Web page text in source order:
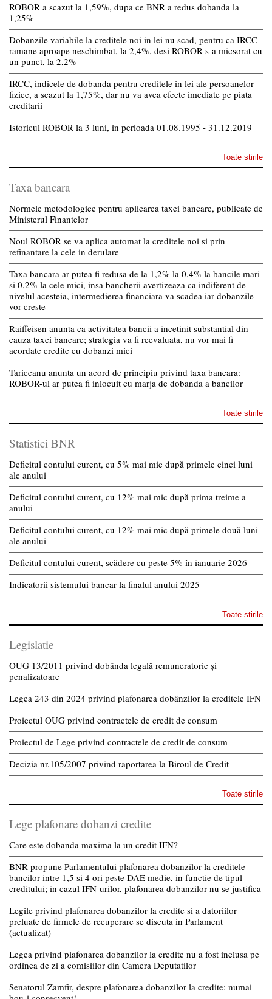
ROBOR a scazut la 1,59%, dupa ce BNR a redus dobanda la
1,25%
Dobanzile variabile la creditele noi in lei nu scad, pentru ca IRCC
ramane aproape neschimbat, la 2,4%, desi ROBOR s-a micsorat cu
un punct, la 2,2%
IRCC, indicele de dobanda pentru creditele in lei ale persoanelor
fizice, a scazut la 1,75%, dar nu va avea efecte imediate pe piata
creditarii
Istoricul ROBOR la 3 luni, in perioada 01.08.1995 - 31.12.2019
Toate stirile
Taxa bancara
Normele metodologice pentru aplicarea taxei bancare, publicate de
Ministerul Finantelor
Noul ROBOR se va aplica automat la creditele noi si prin
refinantare la cele in derulare
Taxa bancara ar putea fi redusa de la 1,2% la 0,4% la bancile mari
si 0,2% la cele mici, insa bancherii avertizeaza ca indiferent de
nivelul acesteia, intermedierea financiara va scadea iar dobanzile
vor creste
Raiffeisen anunta ca activitatea bancii a incetinit substantial din
cauza taxei bancare; strategia va fi reevaluata, nu vor mai fi
acordate credite cu dobanzi mici
Tariceanu anunta un acord de principiu privind taxa bancara:
ROBOR-ul ar putea fi inlocuit cu marja de dobanda a bancilor
Toate stirile
Statistici BNR
Deficitul contului curent, cu 5% mai mic după primele cinci luni
ale anului
Deficitul contului curent, cu 12% mai mic după prima treime a
anului
Deficitul contului curent, cu 12% mai mic după primele două luni
ale anului
Deficitul contului curent, scădere cu peste 5% în ianuarie 2026
Indicatorii sistemului bancar la finalul anului 2025
Toate stirile
Legislatie
OUG 13/2011 privind dobânda legală remuneratorie și
penalizatoare
Legea 243 din 2024 privind plafonarea dobânzilor la creditele IFN
Proiectul OUG privind contractele de credit de consum
Proiectul de Lege privind contractele de credit de consum
Decizia nr.105/2007 privind raportarea la Biroul de Credit
Toate stirile
Lege plafonare dobanzi credite
Care este dobanda maxima la un credit IFN?
BNR propune Parlamentului plafonarea dobanzilor la creditele
bancilor intre 1,5 si 4 ori peste DAE medie, in functie de tipul
creditului; in cazul IFN-urilor, plafonarea dobanzilor nu se justifica
Legile privind plafonarea dobanzilor la credite si a datoriilor
preluate de firmele de recuperare se discuta in Parlament
(actualizat)
Legea privind plafonarea dobanzilor la credite nu a fost inclusa pe
ordinea de zi a comisiilor din Camera Deputatilor
Senatorul Zamfir, despre plafonarea dobanzilor la credite: numai